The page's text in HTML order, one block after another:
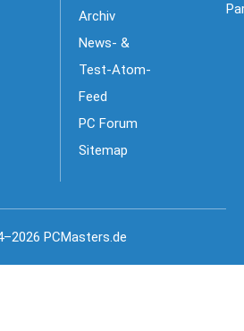
Archiv
News- &
Test-Atom-
Feed
PC Forum
Sitemap
PCMasters.de